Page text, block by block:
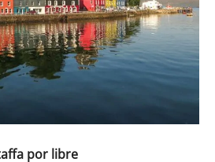
por libre